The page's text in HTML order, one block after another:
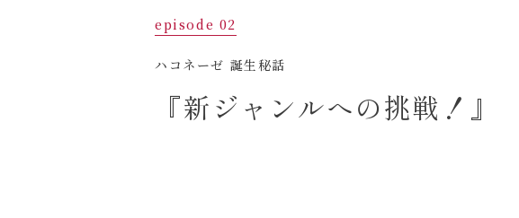
episode 02
ハコネーゼ 誕生秘話
『新ジャンルへの挑戦！』